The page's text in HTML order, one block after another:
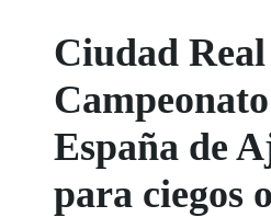
Ciudad
España de
para ciegos